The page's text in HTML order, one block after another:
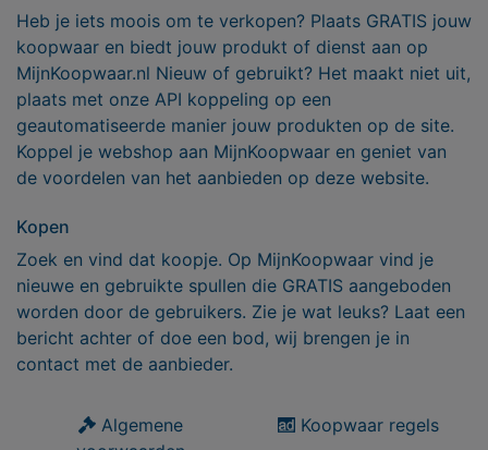
Heb je iets moois om te verkopen? Plaats GRATIS jouw
koopwaar en biedt jouw produkt of dienst aan op
MijnKoopwaar.nl Nieuw of gebruikt? Het maakt niet uit,
plaats met onze API koppeling op een
geautomatiseerde manier jouw produkten op de site.
Koppel je webshop aan MijnKoopwaar en geniet van
de voordelen van het aanbieden op deze website.
Kopen
Zoek en vind dat koopje. Op MijnKoopwaar vind je
nieuwe en gebruikte spullen die GRATIS aangeboden
worden door de gebruikers. Zie je wat leuks? Laat een
bericht achter of doe een bod, wij brengen je in
contact met de aanbieder.
Algemene
Koopwaar regels